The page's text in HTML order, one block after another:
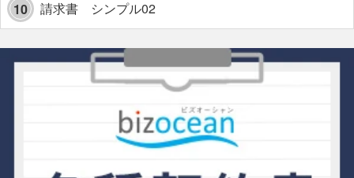
10 請求書 シンプル02